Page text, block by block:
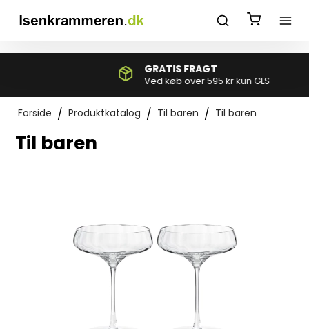
GRATIS FRAGT
Ved køb over 595 kr kun GLS
Forside / Produktkatalog / Til baren / Til baren
Til baren